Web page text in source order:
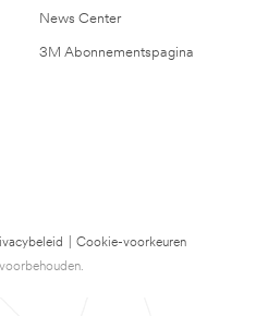
News Center
3M Abonnementspagina
Cookie-voorkeuren